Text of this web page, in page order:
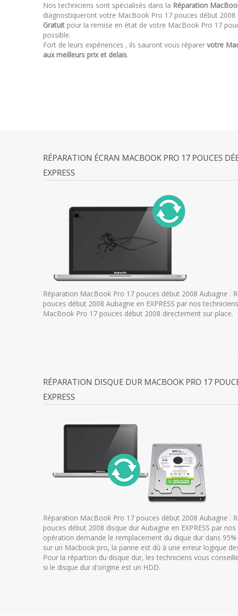
Nos techniciens sont spécialisés dans la Réparation
diagnostiqueront votre MacBook Pro 17 pouces début
Gratuit pour la remise en état de votre MacBook Pro 17
possible.
Fort de leurs expériences , ils sauront vous réparer votre
aux meilleurs prix et delais.
RÉPARATION ÉCRAN MACBOOK PRO 17 POUCES
EXPRESS
Réparation MacBook Pro 17 pouces début 2008 Aubagne :
pouces début 2008 Aubagne en EXPRESS par nos
MacBook Pro 17 pouces début 2008 directement sur place.
RÉPARATION DISQUE DUR MACBOOK PRO 17
EXPRESS
Réparation MacBook Pro 17 pouces début 2008 Aubagne :
pouces début 2008 disque dur Aubagne en EXPRESS par
opération demande le remplacement du dique dur dans
sur un Macbook pro, la panne est dû à une erreur logique
Pour la répartion du disque dur, les techniciens vous
si le disque dur d'origine est un HDD.